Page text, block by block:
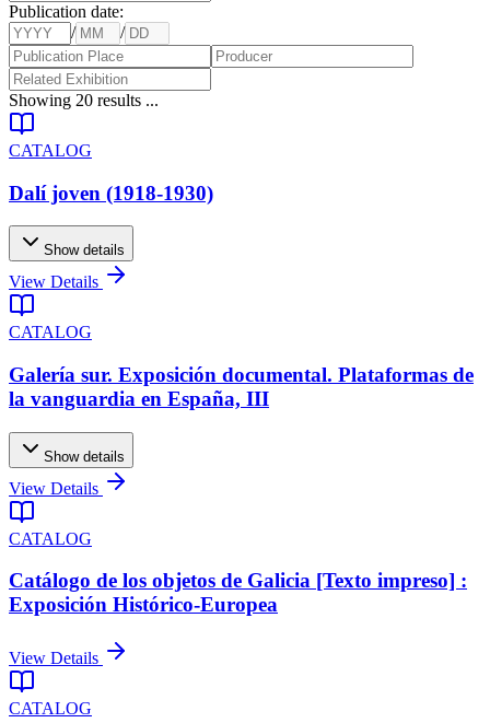
Publication date:
/
/
Showing 20 results ...
CATALOG
Dalí joven (1918-1930)
Show details
View Details
CATALOG
Galería sur. Exposición documental. Plataformas de
la vanguardia en España, III
Show details
View Details
CATALOG
Catálogo de los objetos de Galicia [Texto impreso] :
Exposición Histórico-Europea
View Details
CATALOG